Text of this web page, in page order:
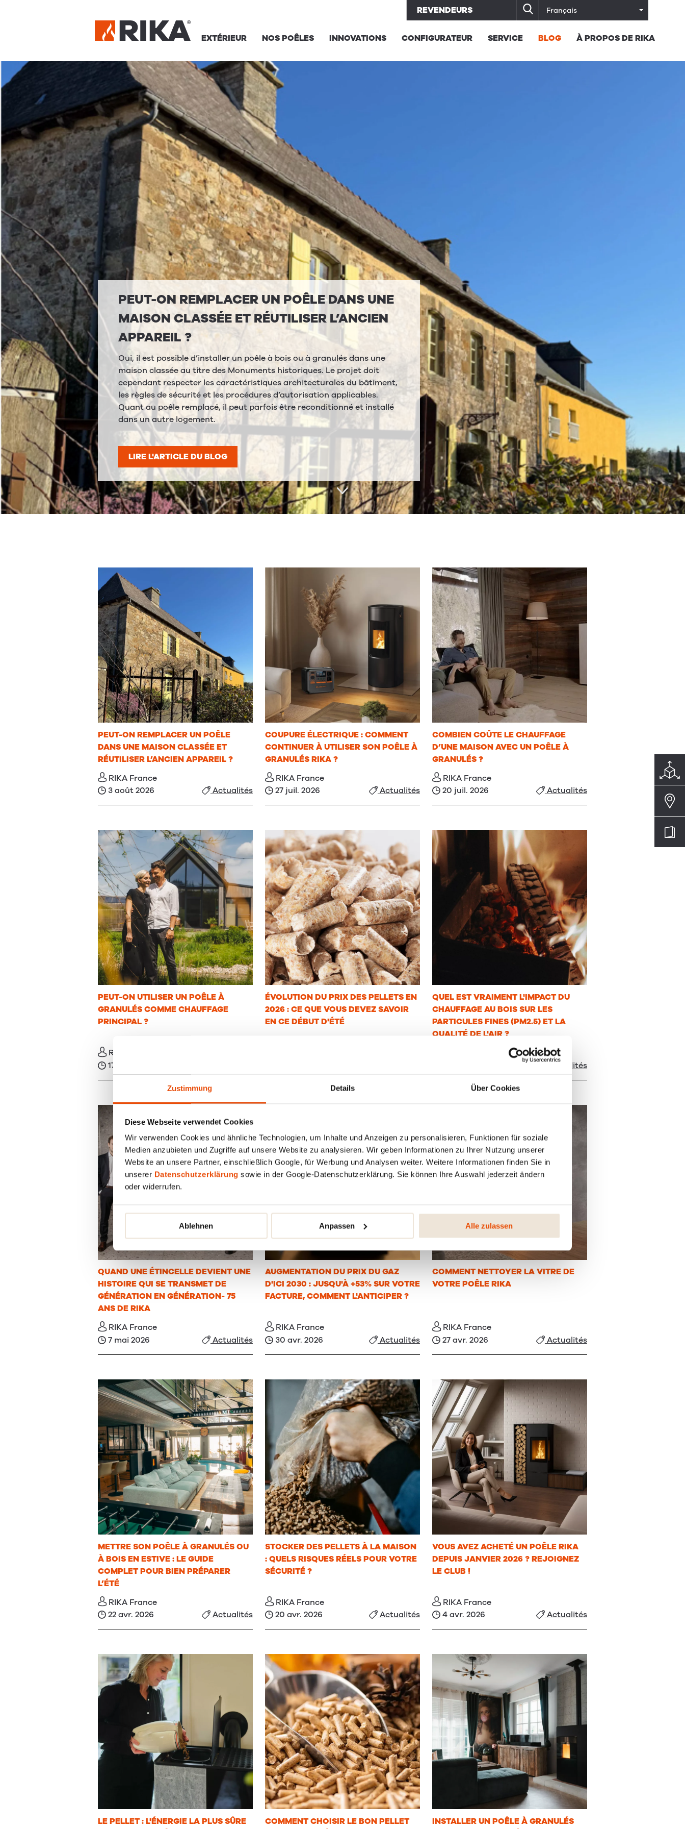
Zustimmung Details Über Cookies
Diese Webseite verwendet Cookies
Wir verwenden Cookies und ähnliche Technologien, um Inhalte und Anzeigen zu personalisieren, Funktionen für soziale
Medien anzubieten und Zugriffe auf unsere Website zu analysieren. Wir geben Informationen zu Ihrer Nutzung unserer
Website an unsere Partner, einschließlich Google, für Werbung und Analysen weiter. Weitere Informationen finden Sie in
unserer Datenschutzerklärung sowie in der Google-Datenschutzerklärung. Sie können Ihre Auswahl jederzeit ändern
oder widerrufen.
Ablehnen Anpassen Alle zulassen
REVENDEURS Français
EXTÉRIEUR NOS POÊLES INNOVATIONS CONFIGURATEUR SERVICE BLOG À PROPOS DE RIKA
PEUT-ON REMPLACER UN POÊLE DANS UNE
MAISON CLASSÉE ET RÉUTILISER L’ANCIEN
APPAREIL ?
Oui, il est possible d’installer un poêle à bois ou à granulés dans une
maison classée au titre des Monuments historiques. Le projet doit
cependant respecter les caractéristiques architecturales du bâtiment,
les règles de sécurité et les procédures d’autorisation applicables.
Quant au poêle remplacé, il peut parfois être reconditionné et installé
dans un autre logement.
LIRE L'ARTICLE DU BLOG
PEUT-ON REMPLACER UN POÊLE
DANS UNE MAISON CLASSÉE ET
RÉUTILISER L’ANCIEN APPAREIL ?
RIKA France
3 août 2026
Actualités
COUPURE ÉLECTRIQUE : COMMENT
CONTINUER À UTILISER SON POÊLE À
GRANULÉS RIKA ?
RIKA France
27 juil. 2026
Actualités
COMBIEN COÛTE LE CHAUFFAGE
D’UNE MAISON AVEC UN POÊLE À
GRANULÉS ?
RIKA France
20 juil. 2026
Actualités
PEUT-ON UTILISER UN POÊLE À
GRANULÉS COMME CHAUFFAGE
PRINCIPAL ?
RIKA France
17 juil. 2026
ÉVOLUTION DU PRIX DES PELLETS EN
2026 : CE QUE VOUS DEVEZ SAVOIR
EN CE DÉBUT D'ÉTÉ
QUEL EST VRAIMENT L'IMPACT DU
CHAUFFAGE AU BOIS SUR LES
PARTICULES FINES (PM2.5) ET LA
QUALITÉ DE L'AIR ?
Actualités
QUAND UNE ÉTINCELLE DEVIENT UNE
HISTOIRE QUI SE TRANSMET DE
GÉNÉRATION EN GÉNÉRATION- 75
ANS DE RIKA
RIKA France
7 mai 2026
Actualités
AUGMENTATION DU PRIX DU GAZ
D'ICI 2030 : JUSQU'À +53% SUR VOTRE
FACTURE, COMMENT L'ANTICIPER ?
RIKA France
30 avr. 2026
Actualités
COMMENT NETTOYER LA VITRE DE
VOTRE POÊLE RIKA
RIKA France
27 avr. 2026
Actualités
METTRE SON POÊLE À GRANULÉS OU
À BOIS EN ESTIVE : LE GUIDE
COMPLET POUR BIEN PRÉPARER
L’ÉTÉ
RIKA France
22 avr. 2026
Actualités
STOCKER DES PELLETS À LA MAISON
: QUELS RISQUES RÉELS POUR VOTRE
SÉCURITÉ ?
RIKA France
20 avr. 2026
Actualités
VOUS AVEZ ACHETÉ UN POÊLE RIKA
DEPUIS JANVIER 2026 ? REJOIGNEZ
LE CLUB !
RIKA France
4 avr. 2026
Actualités
LE PELLET : L'ÉNERGIE LA PLUS SÛRE
COMMENT CHOISIR LE BON PELLET
INSTALLER UN POÊLE À GRANULÉS